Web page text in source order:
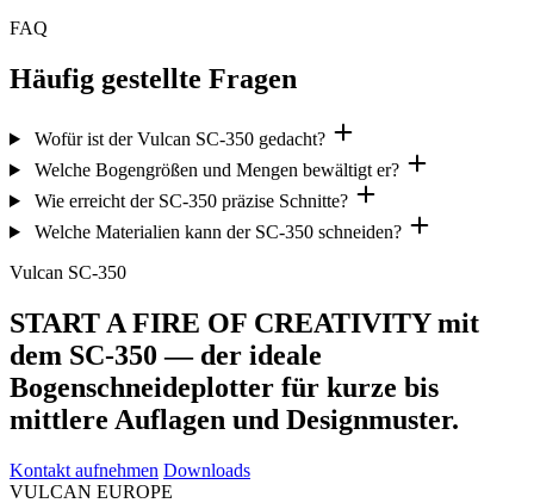
FAQ
Häufig gestellte Fragen
Wofür ist der Vulcan SC-350 gedacht?
Welche Bogengrößen und Mengen bewältigt er?
Wie erreicht der SC-350 präzise Schnitte?
Welche Materialien kann der SC-350 schneiden?
Vulcan SC-350
START A FIRE OF CREATIVITY mit
dem SC-350 — der ideale
Bogenschneideplotter für kurze bis
mittlere Auflagen und Designmuster.
Kontakt aufnehmen Downloads
VULCAN EUROPE